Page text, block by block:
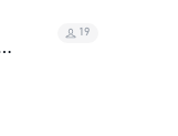
19